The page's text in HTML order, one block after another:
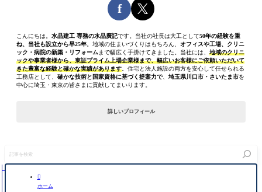
f
こんにちは。 水品建工 専務の水品廣記です。当社の社長は大工として50年の経験を重
ね、当社も設立から早25年 。地域の住まいづくりはもちろん、 オフィスや工場、クリニ
ック・病院の新築・リフォーム まで幅広く手掛けてきました。当社には、 地域のクリニ
ックや事業者様から、東証プライム上場企業様まで、幅広いお客様にご依頼いただいて
きた豊富な経験と確かな実績があります 。住宅と法人施設の両方を安心して任せられる
工務店として、 確かな技術と国家資格に基づく提案力で、 埼玉県川口市・さいたま市を
中心に埼玉・東京の皆さまに貢献してまいります。
詳しいプロフィール
を
検

ホーム